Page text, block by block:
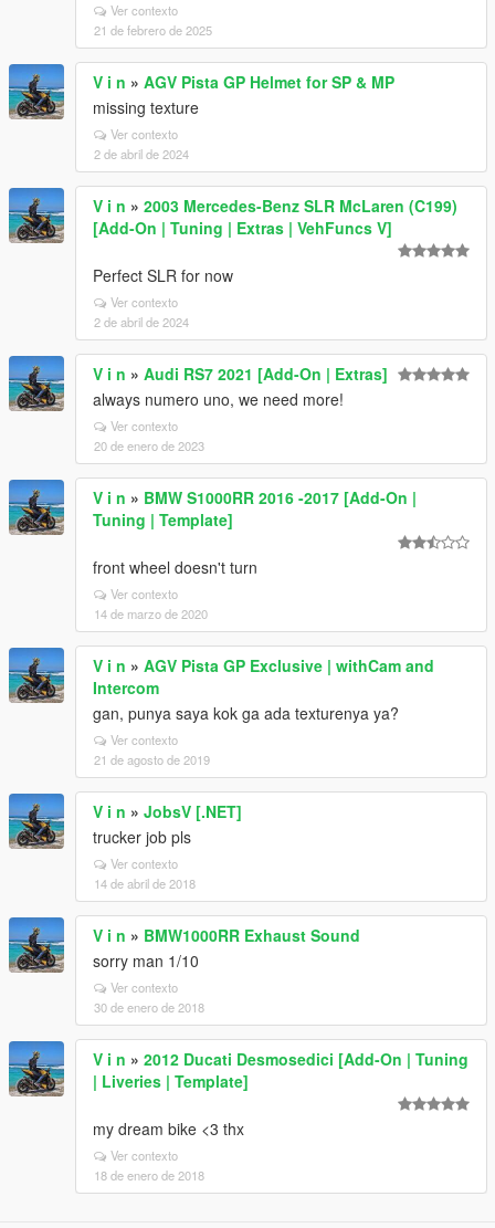
Ver contexto
21 de febrero de 2025
V i n » AGV Pista GP Helmet for SP & MP
missing texture
Ver contexto
2 de abril de 2024
V i n » 2003 Mercedes-Benz SLR McLaren (C199)
[Add-On | Tuning | Extras | VehFuncs V]
Perfect SLR for now
Ver contexto
2 de abril de 2024
V i n » Audi RS7 2021 [Add-On | Extras]
always numero uno, we need more!
Ver contexto
20 de enero de 2023
V i n » BMW S1000RR 2016 -2017 [Add-On |
Tuning | Template]
front wheel doesn't turn
Ver contexto
14 de marzo de 2020
V i n » AGV Pista GP Exclusive | withCam and
Intercom
gan, punya saya kok ga ada texturenya ya?
Ver contexto
21 de agosto de 2019
V i n » JobsV [.NET]
trucker job pls
Ver contexto
14 de abril de 2018
V i n » BMW1000RR Exhaust Sound
sorry man 1/10
Ver contexto
30 de enero de 2018
V i n » 2012 Ducati Desmosedici [Add-On | Tuning
| Liveries | Template]
my dream bike <3 thx
Ver contexto
18 de enero de 2018